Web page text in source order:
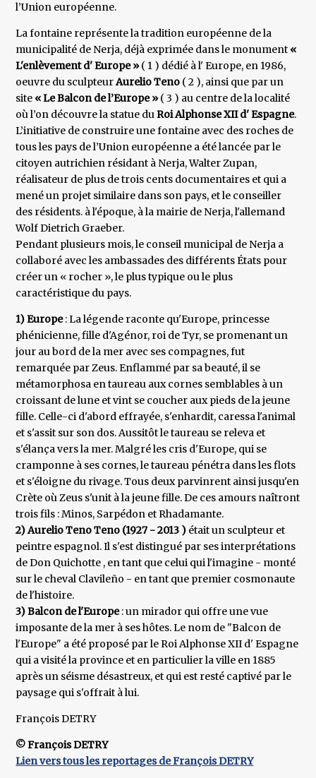
l’Union européenne.
La fontaine représente la tradition européenne de la
municipalité de Nerja, déjà exprimée dans le monument «
L'enlèvement d' Europe » ( 1 ) dédié à l' Europe, en 1986,
oeuvre du sculpteurAurelio Teno ( 2 ), ainsi que par un
site « Le Balcon de l’Europe » ( 3 ) au centre de la localité
où l’on découvre la statue duRoi Alphonse XII d' Espagne.
L’initiative de construire une fontaine avec des roches de
tous les pays de l’Union européenne a été lancée par le
citoyen autrichien résidant à Nerja, Walter Zupan,
réalisateur de plus de trois cents documentaires et qui a
mené un projet similaire dans son pays, et le conseiller
des résidents. à l'époque, à la mairie de Nerja, l'allemand
Wolf Dietrich Graeber.
Pendant plusieurs mois, le conseil municipal de Nerja a
collaboré avec les ambassades des différents États pour
créer un « rocher », le plus typique ou le plus
caractéristique du pays.
1) Europe: La légende raconte qu'Europe, princesse
phénicienne, fille d'Agénor, roi de Tyr, se promenant un
jour au bord de la mer avec ses compagnes, fut
remarquée par Zeus. Enflammé par sa beauté, il se
métamorphosa en taureau aux cornes semblables à un
croissant de lune et vint se coucher aux pieds de la jeune
fille. Celle-ci d'abord effrayée, s'enhardit, caressa l'animal
et s'assit sur son dos. Aussitôt le taureau se releva et
s'élança vers la mer. Malgré les cris d'Europe, qui se
cramponne à ses cornes, le taureau pénétra dans les flots
et s'éloigne du rivage. Tous deux parvinrent ainsi jusqu'en
Crète où Zeus s'unit à la jeune fille. De ces amours naîtront
trois fils : Minos, Sarpédon et Rhadamante.
2) Aurelio Teno Teno (1927 - 2013 ) était un sculpteur et
peintre espagnol. Il s'est distingué par ses interprétations
de Don Quichotte , en tant que celui qui l'imagine - monté
sur le cheval Clavileño - en tant que premier cosmonaute
de l'histoire.
3) Balcon de l'Europe: un mirador qui offre une vue
imposante de la mer à ses hôtes. Le nom de "Balcon de
l'Europe" a été proposé par le Roi Alphonse XII d' Espagne
qui a visité la province et en particulier la ville en 1885
après un séisme désastreux, et qui est resté captivé par le
paysage qui s'offrait à lui.
François DETRY
© François DETRY
Lien vers tous les reportages de François DETRY